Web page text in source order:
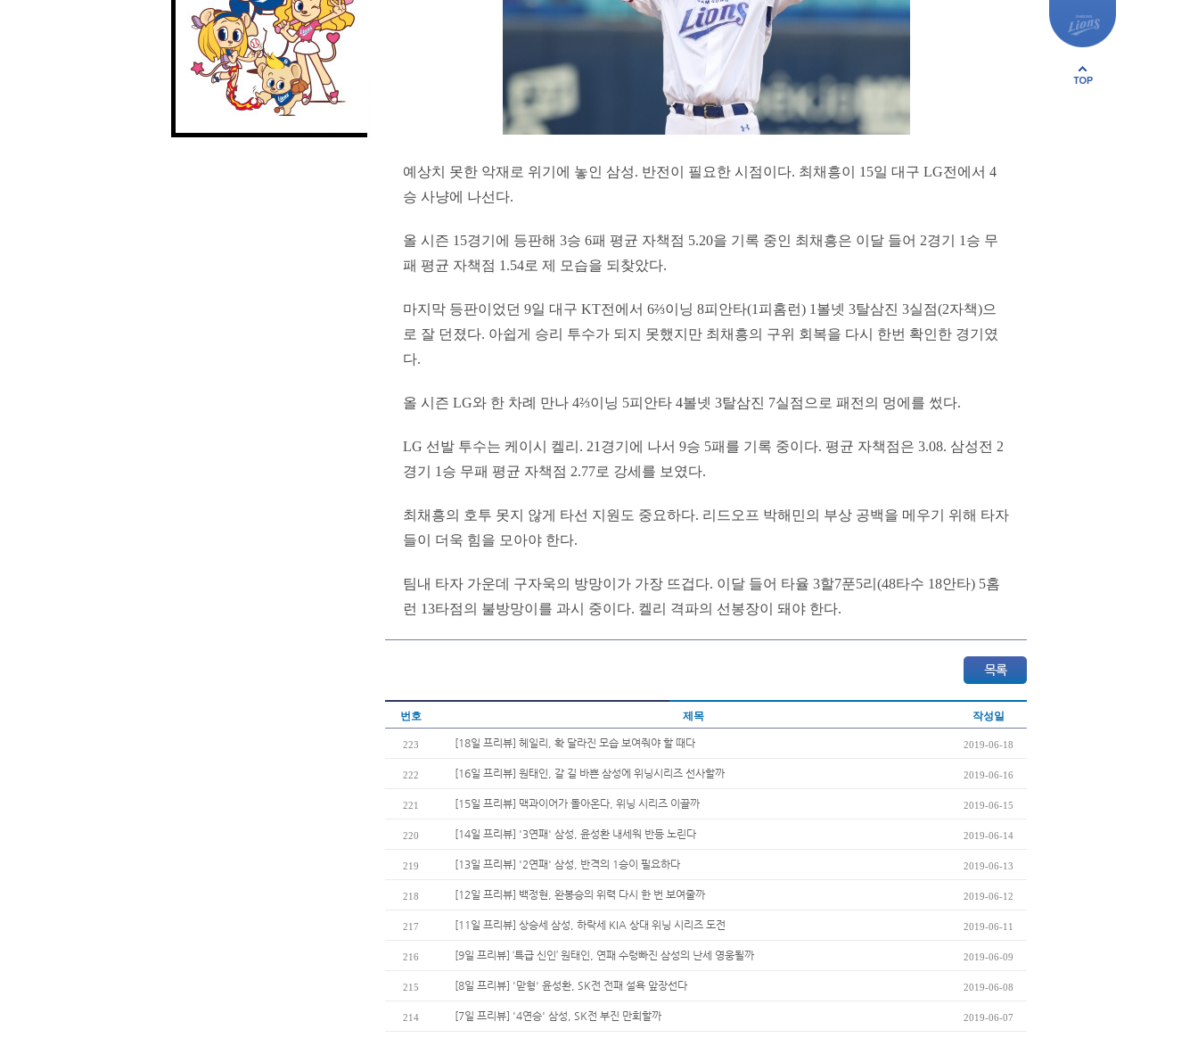
예상치 못한 악재로 위기에 놓인 삼성. 반전이 필요한 시점이다. 최채흥이 15일 대구 LG전에서 4
승 사냥에 나선다.
올 시즌 15경기에 등판해 3승 6패 평균 자책점 5.20을 기록 중인 최채흥은 이달 들어 2경기 1승 무
패 평균 자책점 1.54로 제 모습을 되찾았다.
마지막 등판이었던 9일 대구 KT전에서 6⅔이닝 8피안타(1피홈런) 1볼넷 3탈삼진 3실점(2자책)으
로 잘 던졌다. 아쉽게 승리 투수가 되지 못했지만 최채흥의 구위 회복을 다시 한번 확인한 경기였
다.
올 시즌 LG와 한 차례 만나 4⅔이닝 5피안타 4볼넷 3탈삼진 7실점으로 패전의 멍에를 썼다.
LG 선발 투수는 케이시 켈리. 21경기에 나서 9승 5패를 기록 중이다. 평균 자책점은 3.08. 삼성전 2
경기 1승 무패 평균 자책점 2.77로 강세를 보였다.
최채흥의 호투 못지 않게 타선 지원도 중요하다. 리드오프 박해민의 부상 공백을 메우기 위해 타자
들이 더욱 힘을 모아야 한다.
팀내 타자 가운데 구자욱의 방망이가 가장 뜨겁다. 이달 들어 타율 3할7푼5리(48타수 18안타) 5홈
런 13타점의 불방망이를 과시 중이다. 켈리 격파의 선봉장이 돼야 한다.
번호 제목 작성일
223 [18일 프리뷰] 헤일리, 확 달라진 모습 보여줘야 할 때다 2019-06-18
222 [16일 프리뷰] 원태인, 갈 길 바쁜 삼성에 위닝시리즈 선사할까 2019-06-16
221 [15일 프리뷰] 맥과이어가 돌아온다, 위닝 시리즈 이끌까 2019-06-15
220 [14일 프리뷰] '3연패' 삼성, 윤성환 내세워 반등 노린다 2019-06-14
219 [13일 프리뷰] '2연패' 삼성, 반격의 1승이 필요하다 2019-06-13
218 [12일 프리뷰] 백정현, 완봉승의 위력 다시 한 번 보여줄까 2019-06-12
217 [11일 프리뷰] 상승세 삼성, 하락세 KIA 상대 위닝 시리즈 도전 2019-06-11
216 [9일 프리뷰] ‘특급 신인’ 원태인, 연패 수렁빠진 삼성의 난세 영웅될까 2019-06-09
215 [8일 프리뷰] '맏형' 윤성환, SK전 전패 설욕 앞장선다 2019-06-08
214 [7일 프리뷰] '4연승' 삼성, SK전 부진 만회할까 2019-06-07